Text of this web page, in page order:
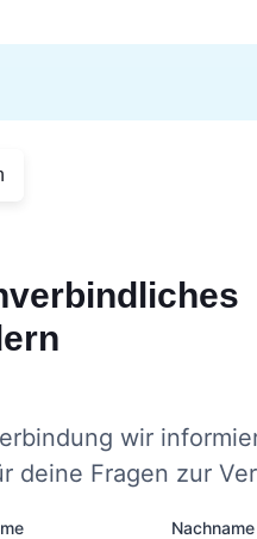
wir
deine Fragen zur
Nachname